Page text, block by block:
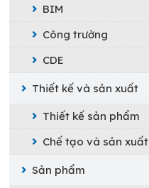
BIM
Công trường
CDE
Thiết kế và sản xuất
Thiết kế sản phẩm
Chế tạo và sản xuất
Sản phẩm